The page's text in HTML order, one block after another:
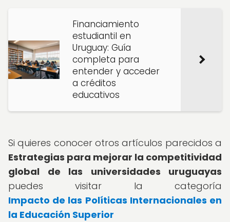
Financiamiento
estudiantil en
Uruguay: Guía
completa para
entender y acceder
a créditos
educativos
Si quieres conocer otros artículos parecidos a
Estrategias para mejorar la competitividad
global de las universidades uruguayas
puedes visitar la categoría
Impacto de las Políticas Internacionales en
la Educación Superior